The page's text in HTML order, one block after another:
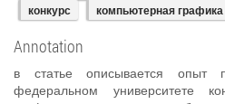
конкурс
компьютерная графика
Annotation
в статье описывается опыт
федеральном университете